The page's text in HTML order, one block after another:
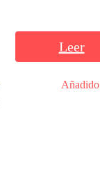
Leer
Añadido